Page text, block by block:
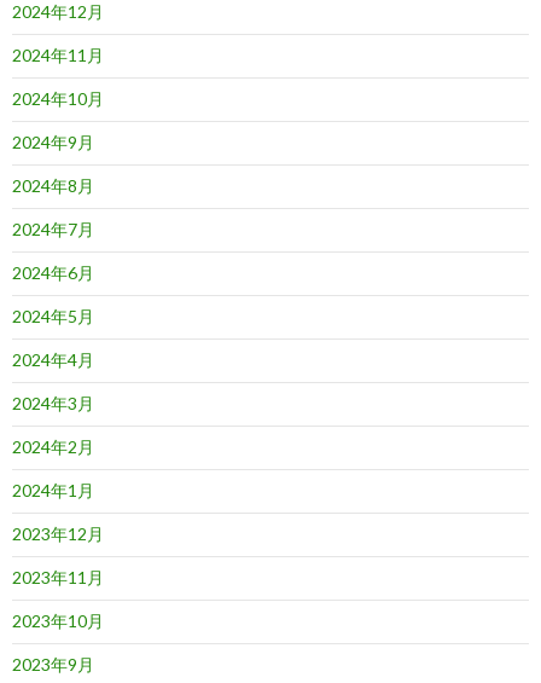
2024年12月
2024年11月
2024年10月
2024年9月
2024年8月
2024年7月
2024年6月
2024年5月
2024年4月
2024年3月
2024年2月
2024年1月
2023年12月
2023年11月
2023年10月
2023年9月